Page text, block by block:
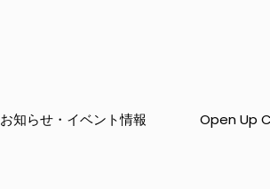
お知らせ・イベント情報 Open Up